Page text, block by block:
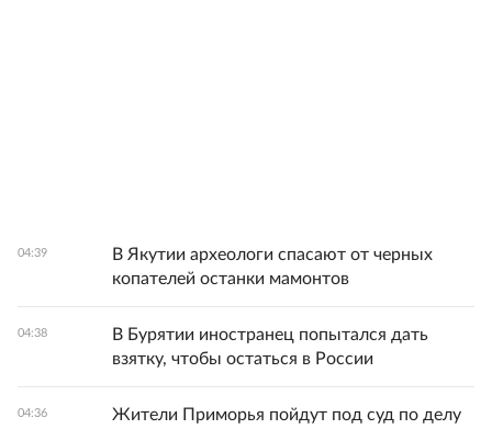
04:39
В Якутии археологи спасают от черных
копателей останки мамонтов
04:38
В Бурятии иностранец попытался дать
взятку, чтобы остаться в России
04:36
Жители Приморья пойдут под суд по делу